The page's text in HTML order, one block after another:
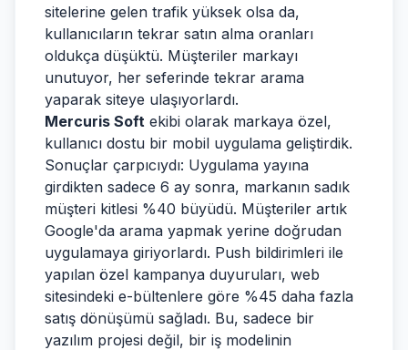
sitelerine gelen trafik yüksek olsa da,
kullanıcıların tekrar satın alma oranları
oldukça düşüktü. Müşteriler markayı
unutuyor, her seferinde tekrar arama
yaparak siteye ulaşıyorlardı.
Mercuris Soft ekibi olarak markaya özel,
kullanıcı dostu bir mobil uygulama geliştirdik.
Sonuçlar çarpıcıydı: Uygulama yayına
girdikten sadece 6 ay sonra, markanın sadık
müşteri kitlesi %40 büyüdü. Müşteriler artık
Google'da arama yapmak yerine doğrudan
uygulamaya giriyorlardı. Push bildirimleri ile
yapılan özel kampanya duyuruları, web
sitesindeki e-bültenlere göre %45 daha fazla
satış dönüşümü sağladı. Bu, sadece bir
yazılım projesi değil, bir iş modelinin